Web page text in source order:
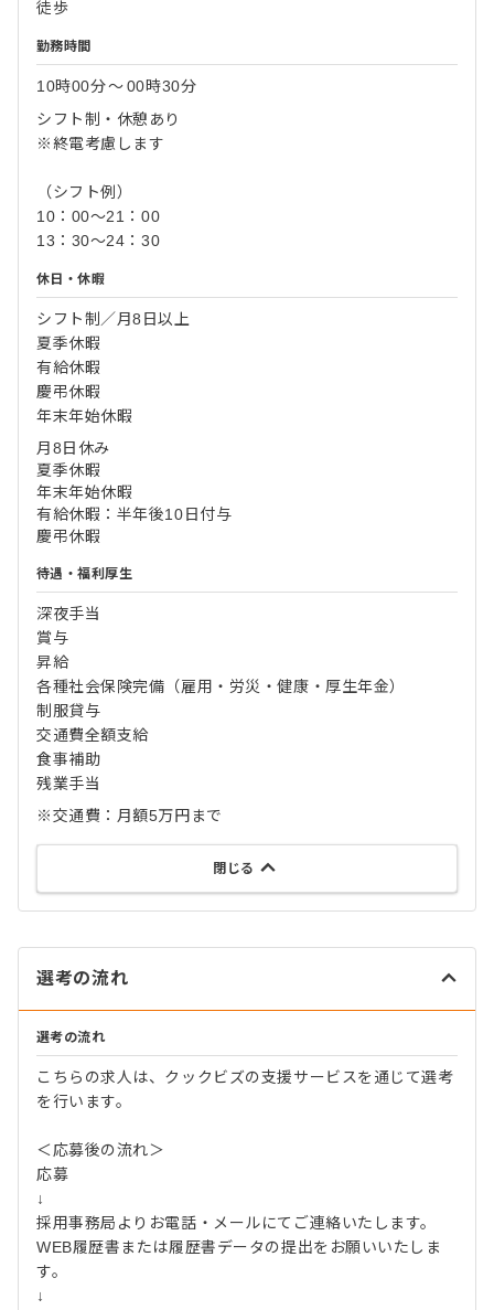
徒歩
勤務時間
10時00分〜00時30分
シフト制・休憩あり
※終電考慮します
（シフト例）
10：00～21：00
13：30～24：30
休日・休暇
シフト制／月8日以上
夏季休暇
有給休暇
慶弔休暇
年末年始休暇
月8日休み
夏季休暇
年末年始休暇
有給休暇：半年後10日付与
慶弔休暇
待遇・福利厚生
深夜手当
賞与
昇給
各種社会保険完備（雇用・労災・健康・厚生年金）
制服貸与
交通費全額支給
食事補助
残業手当
※交通費：月額5万円まで
閉じる
選考の流れ
選考の流れ
こちらの求人は、クックビズの支援サービスを通じて選考
を行います。
＜応募後の流れ＞
応募
↓
採用事務局よりお電話・メールにてご連絡いたします。
WEB履歴書または履歴書データの提出をお願いいたしま
す。
↓